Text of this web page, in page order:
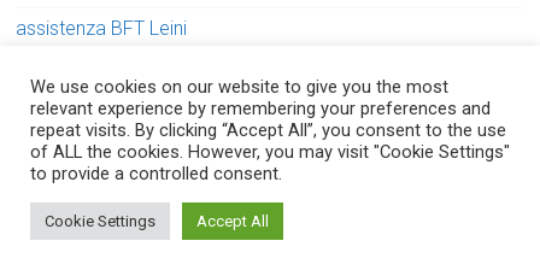
assistenza BFT Leini
assistenza BFT Nichelino
assistenza BFT None
assistenza BFT Orbassano
assistenza BFT Pecetto Torinese
We use cookies on our website to give you the most
relevant experience by remembering your preferences and
repeat visits. By clicking “Accept All”, you consent to the use
of ALL the cookies. However, you may visit "Cookie Settings"
to provide a controlled consent.
Cookie Settings Accept All
Serve aiuto? Chiedi con fiducia!